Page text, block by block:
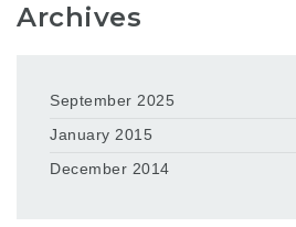
Archives
September 2025
January 2015
December 2014